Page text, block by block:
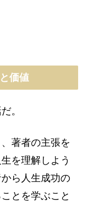
価値
。
著者の主張を
を理解しよう
ら人生成功の
とを学ぶこと